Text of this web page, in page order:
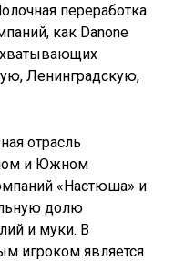
переработка
как Danone
Ленинградскую,
отрасль
и Южном
«Настюша» и
долю
и муки. В
игроком является